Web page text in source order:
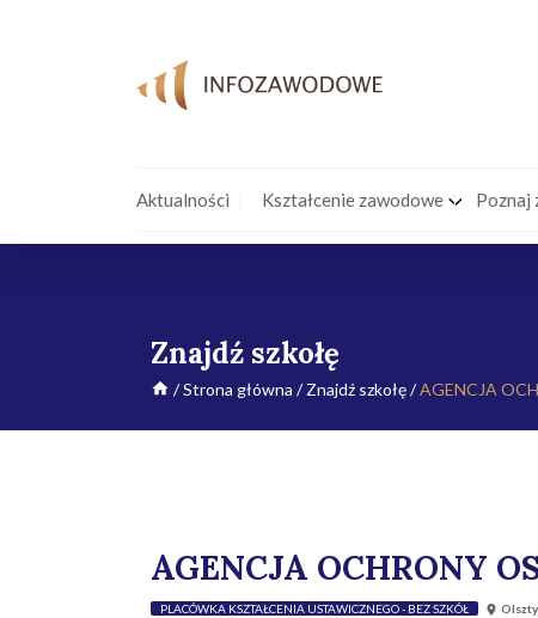
Aktualności Kształcenie zawodowe Poznaj
Znajdź szkołę
/Strona główna /Znajdź szkołę/AGENCJA
AGENCJA OCHRONY
PLACÓWKA KSZTAŁCENIA USTAWICZNEGO - BEZ SZKÓŁ